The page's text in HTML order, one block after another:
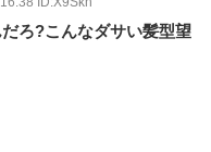
ろ?こんなダサい髪型望